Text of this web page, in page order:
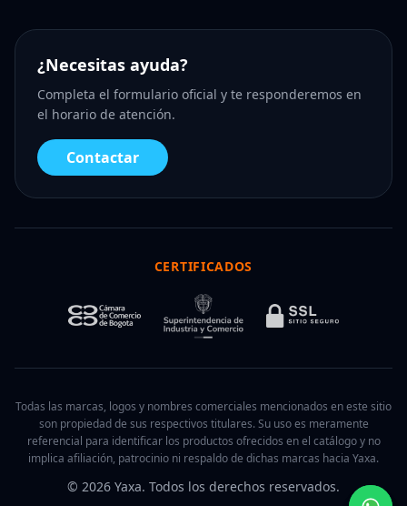
¿Necesitas ayuda?
Completa el formulario oficial y te responderemos en
el horario de atención.
Contactar
CERTIFICADOS
Todas las marcas, logos y nombres comerciales mencionados en este sitio
son propiedad de sus respectivos titulares. Su uso es meramente
referencial para identificar los productos ofrecidos en el catálogo y no
implica afiliación, patrocinio ni respaldo de dichas marcas hacia Yaxa.
© 2026 Yaxa. Todos los derechos reservados.